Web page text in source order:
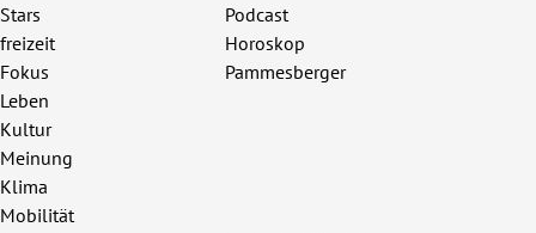
Stars
freizeit
Fokus
Leben
Kultur
Meinung
Klima
Mobilität
Podcast
Horoskop
Pammesberger